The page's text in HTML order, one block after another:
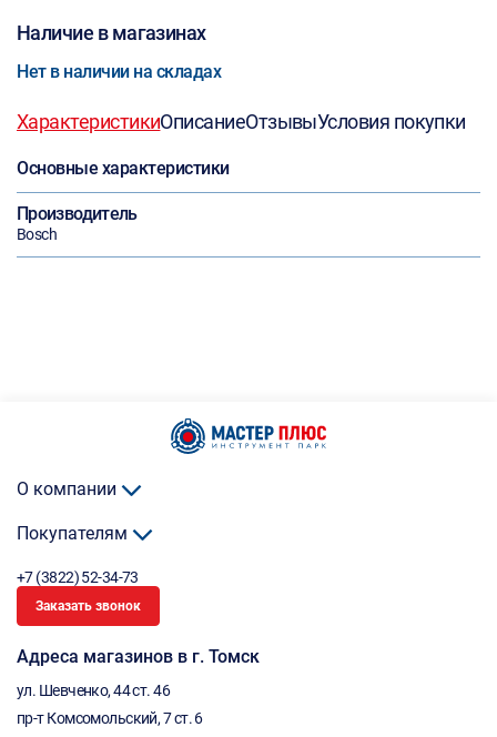
Наличие в магазинах
Нет в наличии на складах
ХарактеристикиОписаниеОтзывыУсловия покупки
Основные характеристики
Производитель
Bosch
О компании
Покупателям
+7 (3822) 52-34-73
Заказать звонок
Адреса магазинов в г. Томск
ул. Шевченко, 44 ст. 46
пр-т Комсомольский, 7 ст. 6